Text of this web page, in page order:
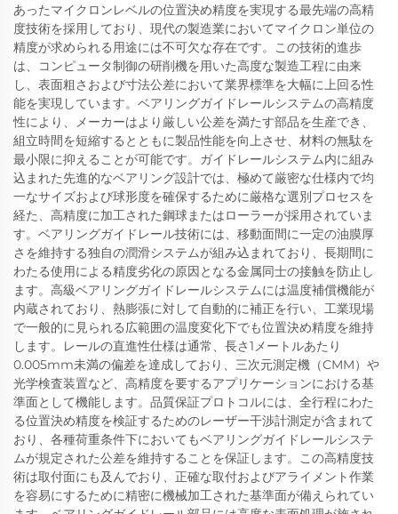
あったマイクロンレベルの位置決め精度を実現する最先端の高精
度技術を採用しており、現代の製造業においてマイクロン単位の
精度が求められる用途には不可欠な存在です。この技術的進歩
は、コンピュータ制御の研削機を用いた高度な製造工程に由来
し、表面粗さおよび寸法公差において業界標準を大幅に上回る性
能を実現しています。ベアリングガイドレールシステムの高精度
性により、メーカーはより厳しい公差を満たす部品を生産でき、
組立時間を短縮するとともに製品性能を向上させ、材料の無駄を
最小限に抑えることが可能です。ガイドレールシステム内に組み
込まれた先進的なベアリング設計では、極めて厳密な仕様内で均
一なサイズおよび球形度を確保するために厳格な選別プロセスを
経た、高精度に加工された鋼球またはローラーが採用されていま
す。ベアリングガイドレール技術には、移動面間に一定の油膜厚
さを維持する独自の潤滑システムが組み込まれており、長期間に
わたる使用による精度劣化の原因となる金属同士の接触を防止し
ます。高級ベアリングガイドレールシステムには温度補償機能が
内蔵されており、熱膨張に対して自動的に補正を行い、工業現場
で一般的に見られる広範囲の温度変化下でも位置決め精度を維持
します。レールの直進性仕様は通常、長さ1メートルあたり
0.005mm未満の偏差を達成しており、三次元測定機（CMM）や
光学検査装置など、高精度を要するアプリケーションにおける基
準面として機能します。品質保証プロトコルには、全行程にわた
る位置決め精度を検証するためのレーザー干渉計測定が含まれて
おり、各種荷重条件下においてもベアリングガイドレールシステ
ムが規定された公差を維持することを保証します。この高精度技
術は取付面にも及んでおり、正確な取付およびアライメント作業
を容易にするために精密に機械加工された基準面が備えられてい